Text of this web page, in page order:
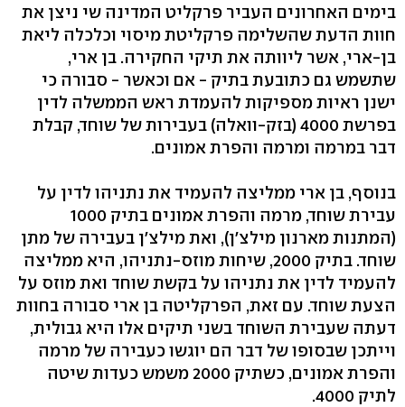
בימים האחרונים העביר פרקליט המדינה שי ניצן את
חוות הדעת שהשלימה פרקליטת מיסוי וכלכלה ליאת
בן-ארי, אשר ליוותה את תיקי החקירה. בן ארי,
שתשמש גם כתובעת בתיק - אם וכאשר - סבורה כי
ישנן ראיות מספיקות להעמדת ראש הממשלה לדין
בפרשת 4000 (בזק-וואלה) בעבירות של שוחד, קבלת
דבר במרמה ומרמה והפרת אמונים.
בנוסף, בן ארי ממליצה להעמיד את נתניהו לדין על
עבירת שוחד, מרמה והפרת אמונים בתיק 1000
(המתנות מארנון מילצ'ן), ואת מילצ'ן בעבירה של מתן
שוחד. בתיק 2000, שיחות מוזס-נתניהו, היא ממליצה
להעמיד לדין את נתניהו על בקשת שוחד ואת מוזס על
הצעת שוחד. עם זאת, הפרקליטה בן ארי סבורה בחוות
דעתה שעבירת השוחד בשני תיקים אלו היא גבולית,
וייתכן שבסופו של דבר הם יוגשו כעבירה של מרמה
והפרת אמונים, כשתיק 2000 משמש כעדות שיטה
לתיק 4000.